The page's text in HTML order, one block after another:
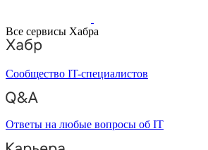
Все сервисы Хабра
Сообщество IT-специалистов
Ответы на любые вопросы об IT